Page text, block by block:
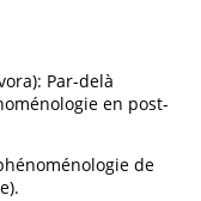
Par-delà
en post-
de